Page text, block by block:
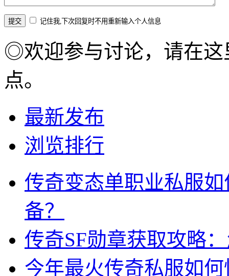
记住我,下次回复时不用重新输入个人信息
◎欢迎参与讨论，请在这
点。
最新发布
浏览排行
传奇变态单职业私服
备？
传奇SF勋章获取攻略
今年最火传奇私服如